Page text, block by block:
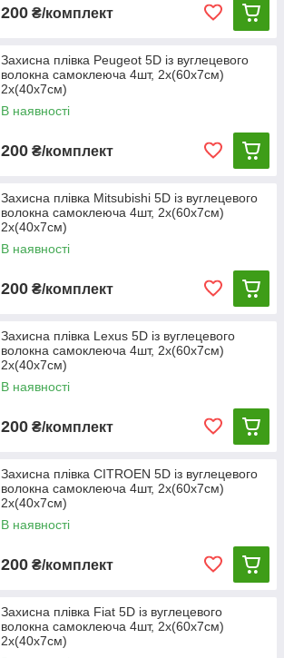
200 ₴/комплект
Захисна плівка Peugeot 5D із вуглецевого
волокна самоклеюча 4шт, 2х(60х7см)
2х(40х7см)
В наявності
200 ₴/комплект
Захисна плівка Mitsubishi 5D із вуглецевого
волокна самоклеюча 4шт, 2х(60х7см)
2х(40х7см)
В наявності
200 ₴/комплект
Захисна плівка Lexus 5D із вуглецевого
волокна самоклеюча 4шт, 2х(60х7см)
2х(40х7см)
В наявності
200 ₴/комплект
Захисна плівка CITROEN 5D із вуглецевого
волокна самоклеюча 4шт, 2х(60х7см)
2х(40х7см)
В наявності
200 ₴/комплект
Захисна плівка Fiat 5D із вуглецевого
волокна самоклеюча 4шт, 2х(60х7см)
2х(40х7см)